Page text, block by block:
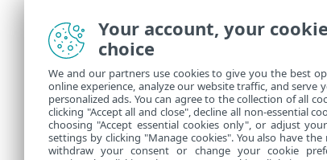
•
•
Your account, your
choice
We and our partners use cookies to give you the best
online experience, analyze our website traffic, and serve
personalized ads. You can agree to the collection of all
clicking "Accept all and close", decline all non-essential
choosing "Accept essential cookies only", or adjust
settings by clicking "Manage cookies". You also have
withdraw your consent or change your cookie